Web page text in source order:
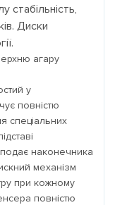
стабільність,
Диски
агару
у
повністю
спеціальних
наконечника
механізм
при кожному
повністю